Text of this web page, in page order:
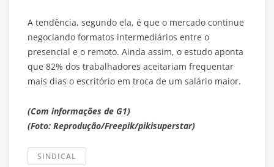
A tendência, segundo ela, é que o mercado continue
negociando formatos intermediários entre o
presencial e o remoto. Ainda assim, o estudo aponta
que 82% dos trabalhadores aceitariam frequentar
mais dias o escritório em troca de um salário maior.
(Com informações de G1)
(Foto: Reprodução/Freepik/pikisuperstar)
SINDICAL